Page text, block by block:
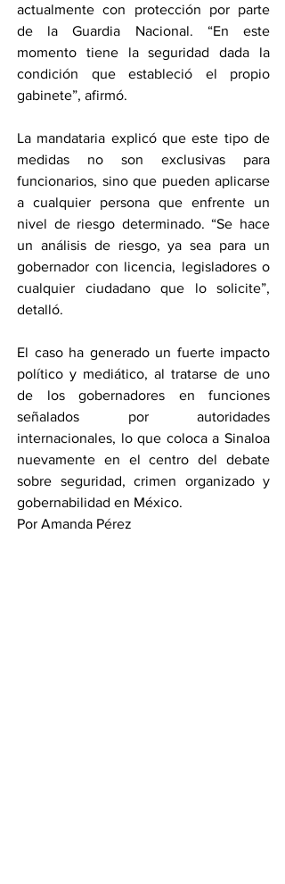
actualmente con protección por parte
de la Guardia Nacional. “En este
momento tiene la seguridad dada la
condición que estableció el propio
gabinete”, afirmó.
La mandataria explicó que este tipo de
medidas no son exclusivas para
funcionarios, sino que pueden aplicarse
a cualquier persona que enfrente un
nivel de riesgo determinado. “Se hace
un análisis de riesgo, ya sea para un
gobernador con licencia, legisladores o
cualquier ciudadano que lo solicite”,
detalló.
El caso ha generado un fuerte impacto
político y mediático, al tratarse de uno
de los gobernadores en funciones
señalados por autoridades
internacionales, lo que coloca a Sinaloa
nuevamente en el centro del debate
sobre seguridad, crimen organizado y
gobernabilidad en México.
Por Amanda Pérez